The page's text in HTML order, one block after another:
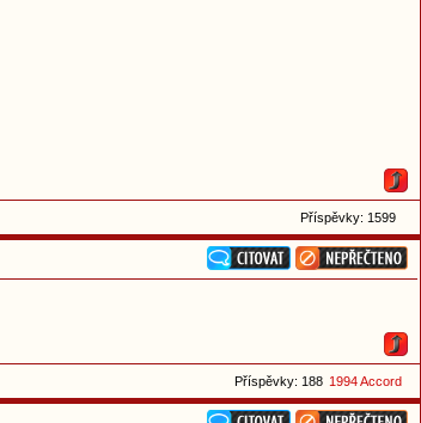
Příspěvky: 1599
Příspěvky: 188 1994 Accord